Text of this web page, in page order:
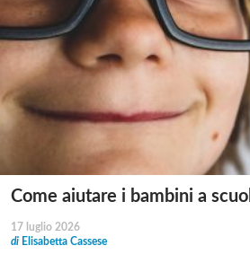
Come aiutare i bambini a
17 luglio 2026
di Elisabetta Cassese